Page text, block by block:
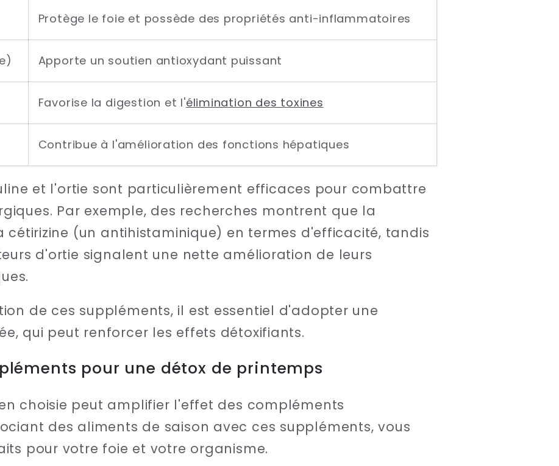
Protège le foie et possède des propriétés anti-inflammatoires
Apporte un soutien antioxydant puissant
Favorise la digestion et l'élimination des toxines
Contribue à l'amélioration des fonctions hépatiques
et l'ortie sont particulièrement efficaces pour combattre
Par exemple, des recherches montrent que la
cétirizine (un antihistaminique) en termes d'efficacité, tandis
d'ortie signalent une nette amélioration de leurs
de ces suppléments, il est essentiel d'adopter une
qui peut renforcer les effets détoxifiants.
pour une détox de printemps
choisie peut amplifier l'effet des compléments
des aliments de saison avec ces suppléments, vous
pour votre foie et votre organisme.